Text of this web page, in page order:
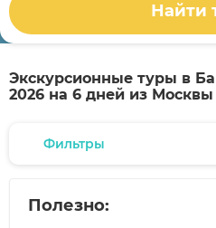
Найти
Экскурсионные туры в
2026 на 6 дней из Москвы
Фильтры
Полезно: